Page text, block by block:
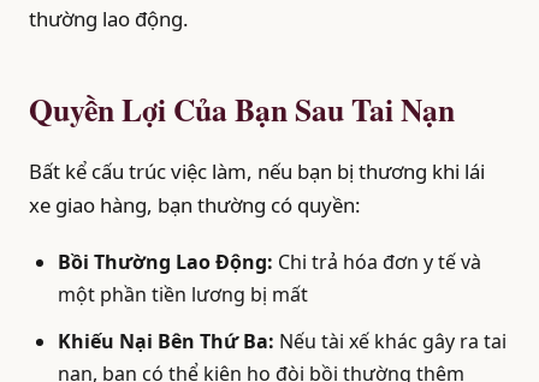
thường lao động.
Quyền Lợi Của Bạn Sau Tai Nạn
Bất kể cấu trúc việc làm, nếu bạn bị thương khi lái
xe giao hàng, bạn thường có quyền:
Bồi Thường Lao Động: Chi trả hóa đơn y tế và
một phần tiền lương bị mất
Khiếu Nại Bên Thứ Ba: Nếu tài xế khác gây ra tai
nạn, bạn có thể kiện họ đòi bồi thường thêm